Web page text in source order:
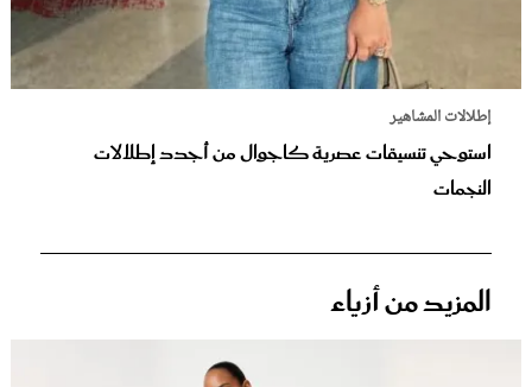
إطلالات المشاهير
استوحي تنسيقات عصرية كاجوال من أجدد إطلالات
النجمات
المزيد من أزياء